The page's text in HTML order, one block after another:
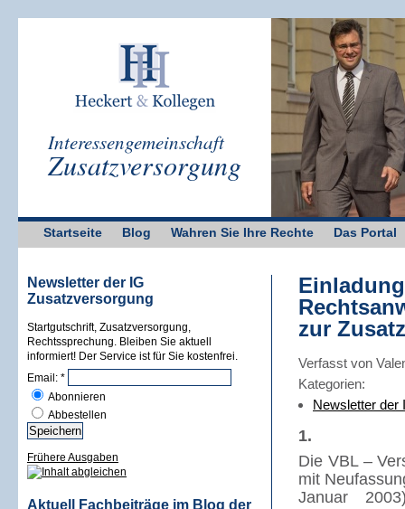
Interessengemeinschaft
Zusatzversorgung
Startseite Blog Wahren Sie Ihre Rechte Das Portal
Newsletter der IG
Zusatzversorgung
Startgutschrift, Zusatzversorgung,
Rechtssprechung. Bleiben Sie aktuell
informiert! Der Service ist für Sie kostenfrei.
Email: *
Abonnieren
Abbestellen
Frühere Ausgaben
Aktuell Fachbeiträge im Blog der
zur
Verfasst von
Kategorien:
Newsletter der
1.
Die VBL –
mit
Januar